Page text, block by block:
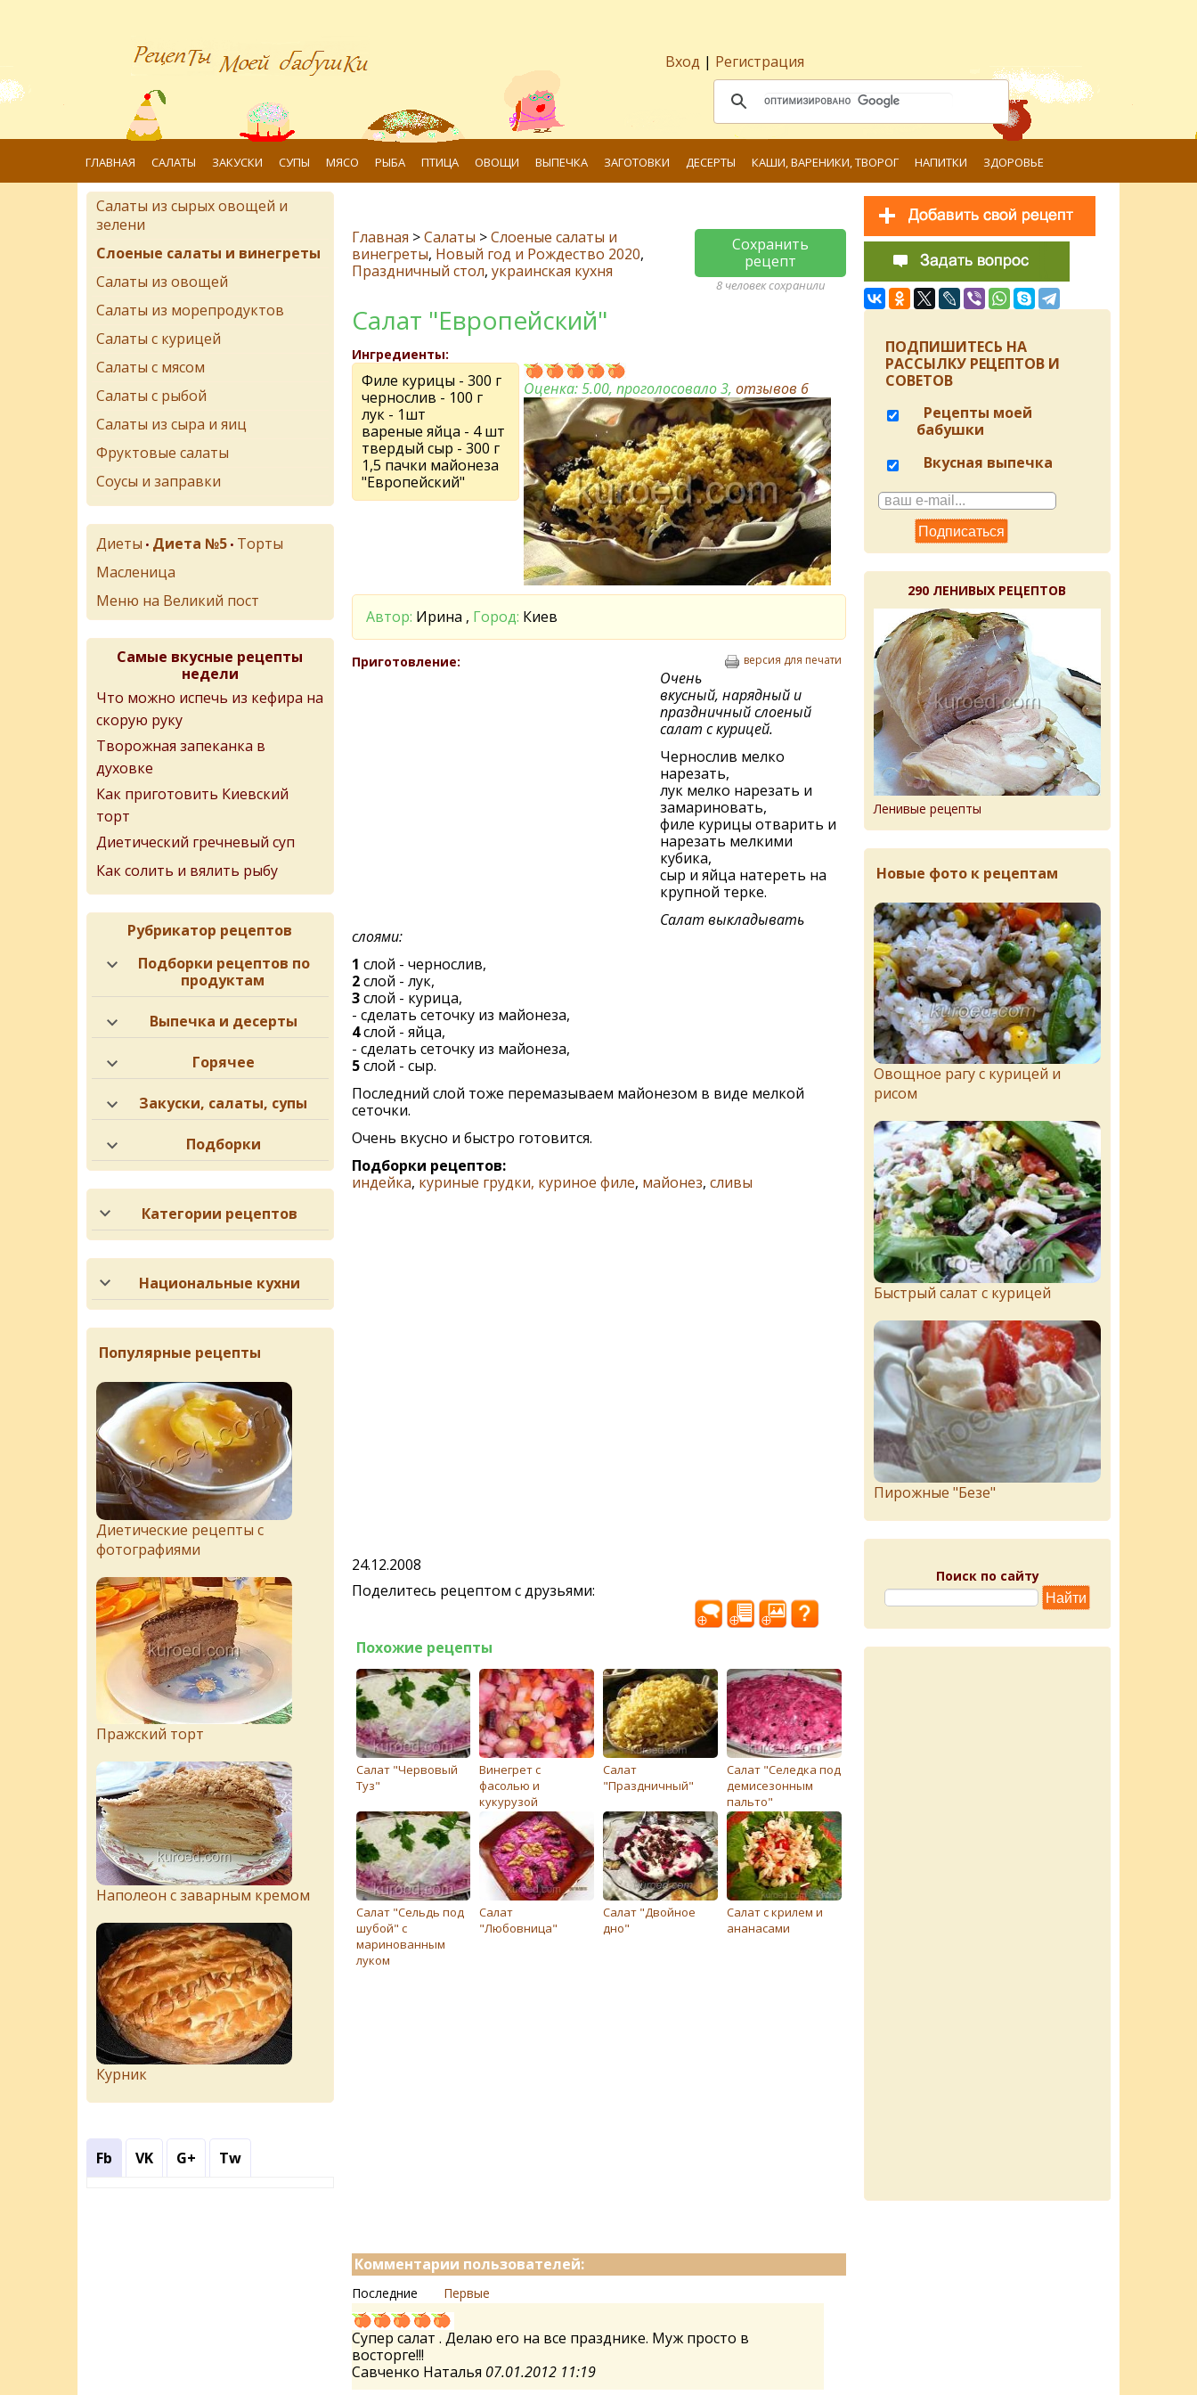
Вход | Регистрация
ГЛАВНАЯ САЛАТЫ ЗАКУСКИ СУПЫ МЯСО РЫБА ПТИЦА ОВОЩИ ВЫПЕЧКА ЗАГОТОВКИ ДЕСЕРТЫ КАШИ, ВАРЕНИКИ, ТВОРОГ НАПИТКИ ЗДОРОВЬЕ
Главная >Салаты >Слоеные салаты и
винегреты, Новый год и Рождество 2020,
Праздничный стол, украинская кухня
Сохранить
рецепт
8 человек сохранили
Салат "Европейский"
Ингредиенты:
Филе курицы - 300 г
чернослив - 100 г
лук - 1шт
вареные яйца - 4 шт
твердый сыр - 300 г
1,5 пачки майонеза
"Европейский"
Оценка:5.00, проголосовало 3,отзывов 6
Автор: Ирина , Город: Киев
Приготовление: версия для печати
Очень
вкусный, нарядный и
праздничный слоеный
салат с курицей.
Чернослив мелко
нарезать,
лук мелко нарезать и
замариновать,
филе курицы отварить и
нарезать мелкими
кубика,
сыр и яйца натереть на
крупной терке.
Салат выкладывать
слоями:
1 слой - чернослив,
2слой - лук,
3слой - курица,
- сделать сеточку из майонеза,
4слой - яйца,
- сделать сеточку из майонеза,
5слой - сыр.
Последний слой тоже перемазываем майонезом в виде мелкой
сеточки.
Очень вкусно и быстро готовится.
Подборки рецептов:
индейка, куриные грудки, куриное филе, майонез, сливы
24.12.2008
Поделитесь рецептом с друзьями:
Похожие рецепты
Салат "Червовый
Туз"
Винегрет с
фасолью и
кукурузой
Салат
"Праздничный"
Салат "Селедка под
демисезонным
пальто"
Салат "Сельдь под
шубой" с
маринованным
луком
Салат
"Любовница"
Салат "Двойное
дно"
Салат с крилем и
ананасами
Комментарии пользователей:
Последние Первые
Супер салат . Делаю его на все празднике. Муж просто в
восторге!!!
Савченко Наталья 07.01.2012 11:19
Салаты из сырых овощей и
зелени
Слоеные салаты и винегреты
Салаты из овощей
Салаты из морепродуктов
Салаты с курицей
Салаты с мясом
Салаты с рыбой
Салаты из сыра и яиц
Фруктовые салаты
Соусы и заправки
Диеты • Диета №5 • Торты
Масленица
Меню на Великий пост
Самые вкусные рецепты
недели
Что можно испечь из кефира на
скорую руку
Творожная запеканка в
духовке
Как приготовить Киевский
торт
Диетический гречневый суп
Как солить и вялить рыбу
Рубрикатор рецептов
Подборки рецептов по
продуктам
Выпечка и десерты
Горячее
Закуски, салаты, супы
Подборки
Категории рецептов
Национальные кухни
Популярные рецепты
Диетические рецепты с
фотографиями
Пражский торт
Наполеон с заварным кремом
Курник
Fb VK G+ Tw
ПОДПИШИТЕСЬ НА
РАССЫЛКУ РЕЦЕПТОВ И
СОВЕТОВ
Рецепты моей
бабушки
Вкусная выпечка
290 ЛЕНИВЫХ РЕЦЕПТОВ
Ленивые рецепты
Новые фото к рецептам
Овощное рагу с курицей и
рисом
Быстрый салат с курицей
Пирожныe "Бeзe"
Поиск по сайту